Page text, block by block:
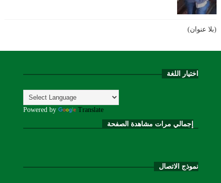
(بلا عنوان)
اختيار اللغة
Powered by
Translate
إجمالي مرات مشاهدة الصفحة
نموذج الاتصال